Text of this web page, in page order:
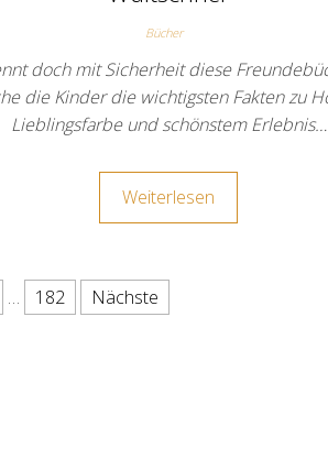
Bücher
doch mit Sicherheit diese
die Kinder die wichtigsten Fakten zu
Lieblingsfarbe und schönstem Erlebnis…
Weiterlesen
… 182 Nächste